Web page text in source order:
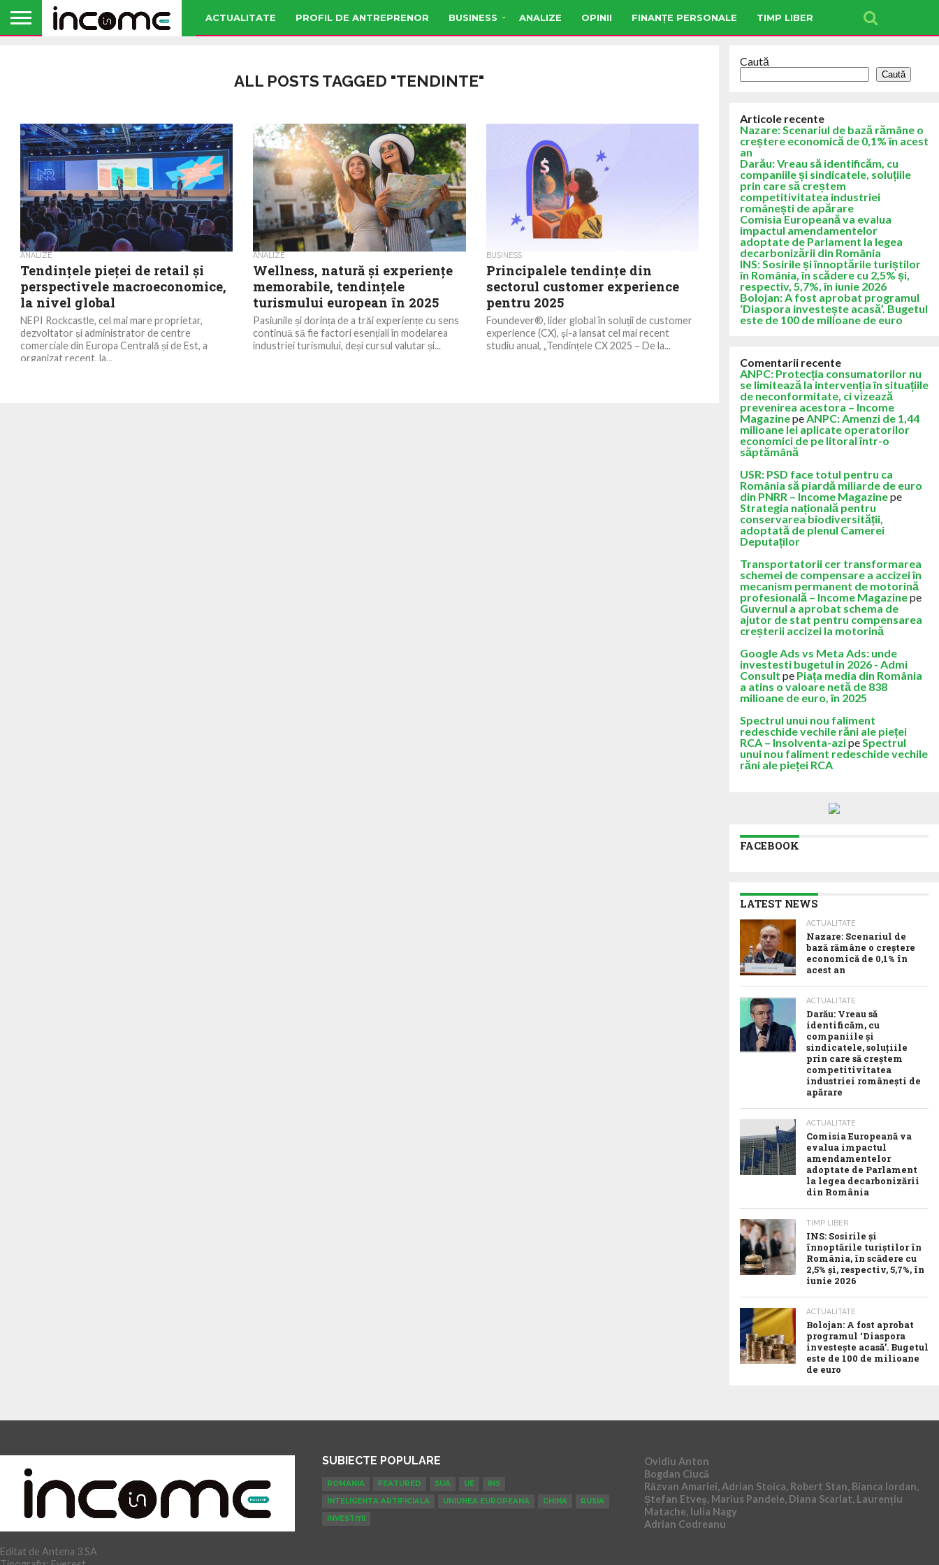
ACTUALITATE PROFIL DE ANTREPRENOR BUSINESS ANALIZE OPINII FINANȚE PERSONALE TIMP LIBER
ALL POSTS TAGGED "TENDINTE"
ANALIZE
Tendințele pieței de retail și
perspectivele macroeconomice,
la nivel global
NEPI Rockcastle, cel mai mare proprietar,
dezvoltator și administrator de centre
comerciale din Europa Centrală și de Est, a
organizat recent, la...
ANALIZE
Wellness, natură și experiențe
memorabile, tendințele
turismului european în 2025
Pasiunile și dorința de a trăi experiențe cu sens
continuă să fie factori esențiali în modelarea
industriei turismului, deși cursul valutar și...
BUSINESS
Principalele tendințe din
sectorul customer experience
pentru 2025
Foundever®, lider global în soluții de customer
experience (CX), și-a lansat cel mai recent
studiu anual, „Tendințele CX 2025 – De la...
Caută
Caută
Articole recente
Nazare: Scenariul de bază rămâne o
creștere economică de 0,1% în acest
an
Darău: Vreau să identificăm, cu
companiile și sindicatele, soluțiile
prin care să creștem
competitivitatea industriei
românești de apărare
Comisia Europeană va evalua
impactul amendamentelor
adoptate de Parlament la legea
decarbonizării din România
INS: Sosirile și înnoptările turiștilor
în România, în scădere cu 2,5% și,
respectiv, 5,7%, în iunie 2026
Bolojan: A fost aprobat programul
‘Diaspora investește acasă’. Bugetul
este de 100 de milioane de euro
Comentarii recente
ANPC: Protecția consumatorilor nu
se limitează la intervenția în situațiile
de neconformitate, ci vizează
prevenirea acestora – Income
MagazinepeANPC: Amenzi de 1,44
milioane lei aplicate operatorilor
economici de pe litoral într-o
săptămână
USR: PSD face totul pentru ca
România să piardă miliarde de euro
din PNRR – Income Magazinepe
Strategia națională pentru
conservarea biodiversității,
adoptată de plenul Camerei
Deputaților
Transportatorii cer transformarea
schemei de compensare a accizei în
mecanism permanent de motorină
profesională – Income Magazinepe
Guvernul a aprobat schema de
ajutor de stat pentru compensarea
creșterii accizei la motorină
Google Ads vs Meta Ads: unde
investesti bugetul in 2026 - Admi
Consult pe Piața media din România
a atins o valoare netă de 838
milioane de euro, în 2025
Spectrul unui nou faliment
redeschide vechile răni ale pieței
RCA – Insolventa-azipeSpectrul
unui nou faliment redeschide vechile
răni ale pieței RCA
FACEBOOK
LATEST NEWS
ACTUALITATE
Nazare: Scenariul de
bază rămâne o creștere
economică de 0,1% în
acest an
ACTUALITATE
Darău: Vreau să
identificăm, cu
companiile și
sindicatele, soluțiile
prin care să creștem
competitivitatea
industriei românești de
apărare
ACTUALITATE
Comisia Europeană va
evalua impactul
amendamentelor
adoptate de Parlament
la legea decarbonizării
din România
TIMP LIBER
INS: Sosirile și
înnoptările turiștilor în
România, în scădere cu
2,5% și, respectiv, 5,7%, în
iunie 2026
ACTUALITATE
Bolojan: A fost aprobat
programul ‘Diaspora
investește acasă’. Bugetul
este de 100 de milioane
de euro
Editat de Antena 3 SA
SUBIECTE POPULARE
ROMANIA FEATURED SUA UE
INS
INTELIGENTA ARTIFICIALA
UNIUNEA EUROPEANA CHINA
RUSIA
INVESTIȚII
Ovidiu Anton
Bogdan Ciucă
Răzvan Amariei, Adrian Stoica, Robert Stan, Bianca Iordan,
Ștefan Etveș, Marius Pandele, Diana Scarlat, Laurențiu
Matache, Iulia Nagy
Adrian Codreanu